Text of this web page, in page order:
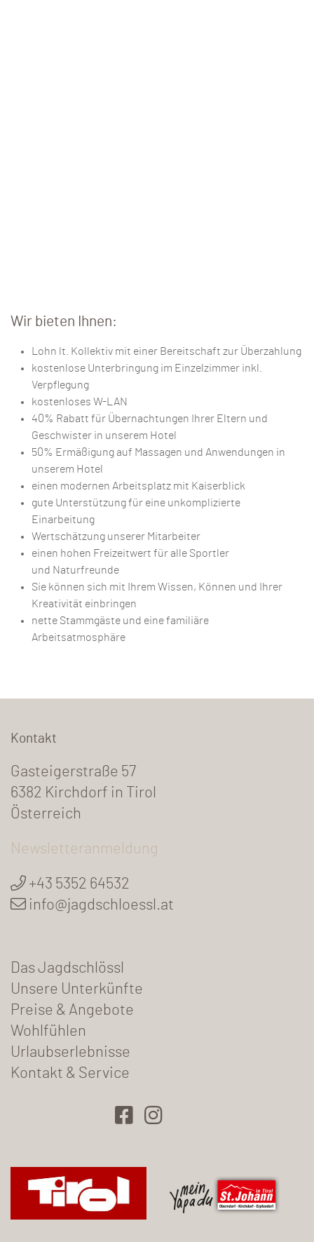
Wir bieten Ihnen:
Lohn lt. Kollektiv mit einer Bereitschaft zur Überzahlung
kostenlose Unterbringung im Einzelzimmer inkl.
Verpflegung
kostenloses W-LAN
40% Rabatt für Übernachtungen Ihrer Eltern und
Geschwister in unserem Hotel
50% Ermäßigung auf Massagen und Anwendungen in
unserem Hotel
einen modernen Arbeitsplatz mit Kaiserblick
gute Unterstützung für eine unkomplizierte
Einarbeitung
Wertschätzung unserer Mitarbeiter
einen hohen Freizeitwert für alle Sportler
und Naturfreunde
Sie können sich mit Ihrem Wissen, Können und Ihrer
Kreativität einbringen
nette Stammgäste und eine familiäre
Arbeitsatmosphäre
Kontakt
Gasteigerstraße 57
6382 Kirchdorf in Tirol
Österreich
Newsletteranmeldung
+43 5352 64532
info@jagdschloessl.at
Das Jagdschlössl
Unsere Unterkünfte
Preise & Angebote
Wohlfühlen
Urlaubserlebnisse
Kontakt & Service